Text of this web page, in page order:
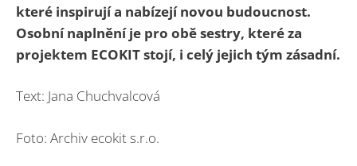
které inspirují a nabízejí novou budoucnost.
Osobní naplnění je pro obě sestry, které za
projektem ECOKIT stojí, i celý jejich tým zásadní.
Text: Jana Chuchvalcová
Foto: Archiv ecokit s.r.o.